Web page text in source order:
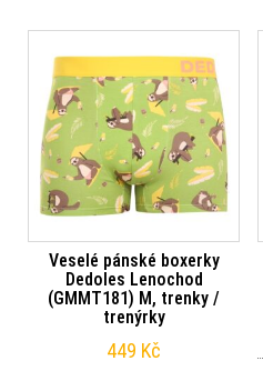
Veselé pánské boxerky
Dedoles Lenochod
(GMMT181) M, trenky /
trenýrky
449 Kč